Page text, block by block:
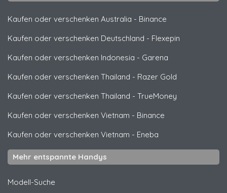
Kaufen oder verschenken Australia - Binance
Kaufen oder verschenken Deutschland - Flexepin
Kaufen oder verschenken Indonesia - Garena
Kaufen oder verschenken Thailand - Razer Gold
Kaufen oder verschenken Thailand - TrueMoney
Kaufen oder verschenken Vietnam - Binance
Kaufen oder verschenken Vietnam - Eneba
Mehr entspannte Handys
Modell-Suche